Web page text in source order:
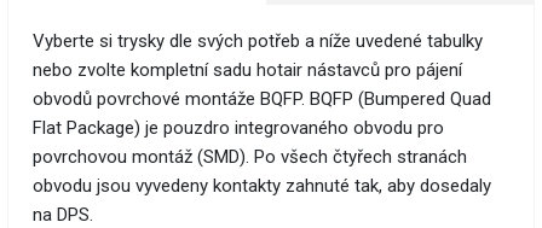
Vyberte si trysky dle svých potřeb a níže uvedené tabulky
nebo zvolte kompletní sadu hotair nástavců pro pájení
obvodů povrchové montáže BQFP. BQFP (Bumpered Quad
Flat Package) je pouzdro integrovaného obvodu pro
povrchovou montáž (SMD). Po všech čtyřech stranách
obvodu jsou vyvedeny kontakty zahnuté tak, aby dosedaly
na DPS.